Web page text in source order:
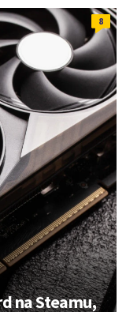
8
na Steamu,